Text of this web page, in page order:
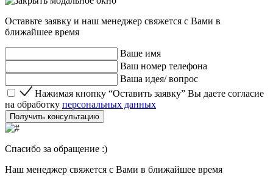
Оставьте заявку и наш менеджер свяжется с Вами в
ближайшее время
Ваше имя
Ваш номер телефона
Ваша идея/ вопрос
Нажимая кнопку “Оставить заявку” Вы даете согласие
Нажимая кнопку “Оставить заявку” Вы даете согласие
на обработку персональных данных
Получить консультацию
Спасибо за обращение :)
Наш менеджер свяжется с Вами в ближайшее время